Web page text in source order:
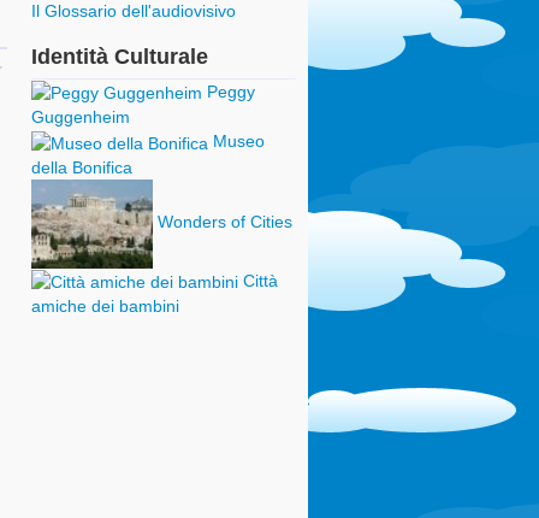
Il Glossario dell'audiovisivo
Identità Culturale
Peggy
Guggenheim
Museo
della Bonifica
Wonders of Cities
Città
amiche dei bambini